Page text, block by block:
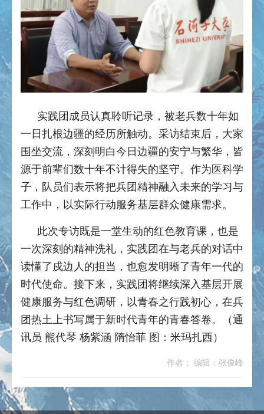
实践团成员认真聆听记录，被老兵数十年如
一日扎根边疆的经历所触动。采访结束后，大家
围坐交流，深刻明白今日边疆的安宁与繁华，皆
源于前辈们数十年不计得失的坚守。作为医科学
子，队员们表示将把兵团精神融入未来的学习与
工作中，以实际行动服务基层群众健康需求。
此次专访既是一堂生动的红色教育课，也是
一次深刻的精神洗礼，实践团在与老兵的对话中
读懂了戍边人的担当，也愈发明晰了青年一代的
时代使命。接下来，实践团将继续深入基层开展
健康服务与红色调研，以青春之行践初心，在兵
团热土上书写属于新时代青年的青春答卷。（通
讯员 熊代琴 杨紫涵 隋怡菲 图：米玛扎西）
作者： 编辑：张俊峰